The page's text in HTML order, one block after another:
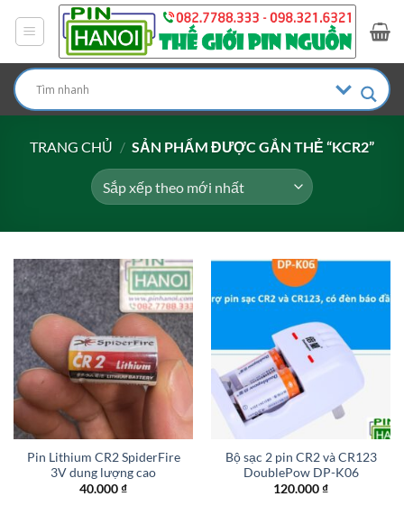
dung
TRANG CHỦ / SẢN PHẨM ĐƯỢC GẮN THẺ “KCR2”
Pin Lithium CR2 SpiderFire
3V dung lượng cao
40.000₫
Bộ sạc 2 pin CR2 và CR123
DoublePow DP-K06
120.000₫